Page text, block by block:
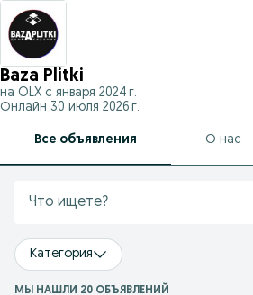
Baza Plitki
на OLX с января 2024 г.
Онлайн 30 июля 2026 г.
Все объявления О нас
Категория
МЫ НАШЛИ 20 ОБЪЯВЛЕНИЙ